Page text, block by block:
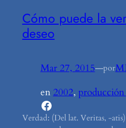
Cómo puede la
deseo
Mar 27, 2015—por
en 2002, producción
Facebook
Verdad: (Del lat. Veritas, -